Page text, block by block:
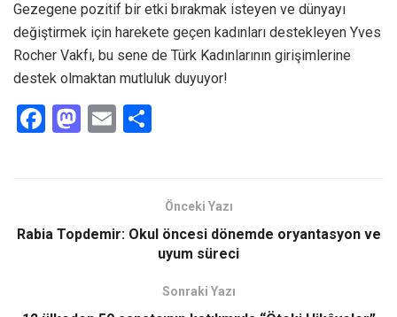
Gezegene pozitif bir etki bırakmak isteyen ve dünyayı
değiştirmek için harekete geçen kadınları destekleyen Yves
Rocher Vakfı, bu sene de Türk Kadınlarının girişimlerine
destek olmaktan mutluluk duyuyor!
F
o
M
d
E
Önceki Yazı
Rabia Topdemir: Okul öncesi dönemde oryantasyon ve
uyum süreci
Sonraki Yazı